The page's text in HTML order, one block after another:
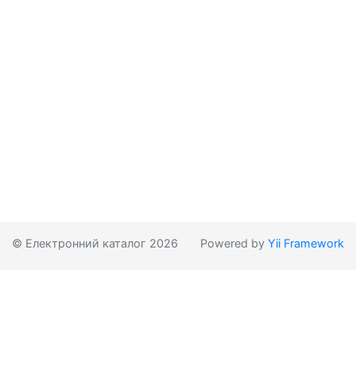
© Електронний каталог 2026 Powered by Yii Framework